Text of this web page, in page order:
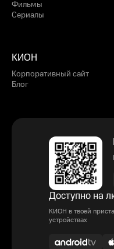
Фильмы
Сериалы
КИОН
Корпоративный сайт
Блог
Доступно на
КИОН в твоей
устройствах